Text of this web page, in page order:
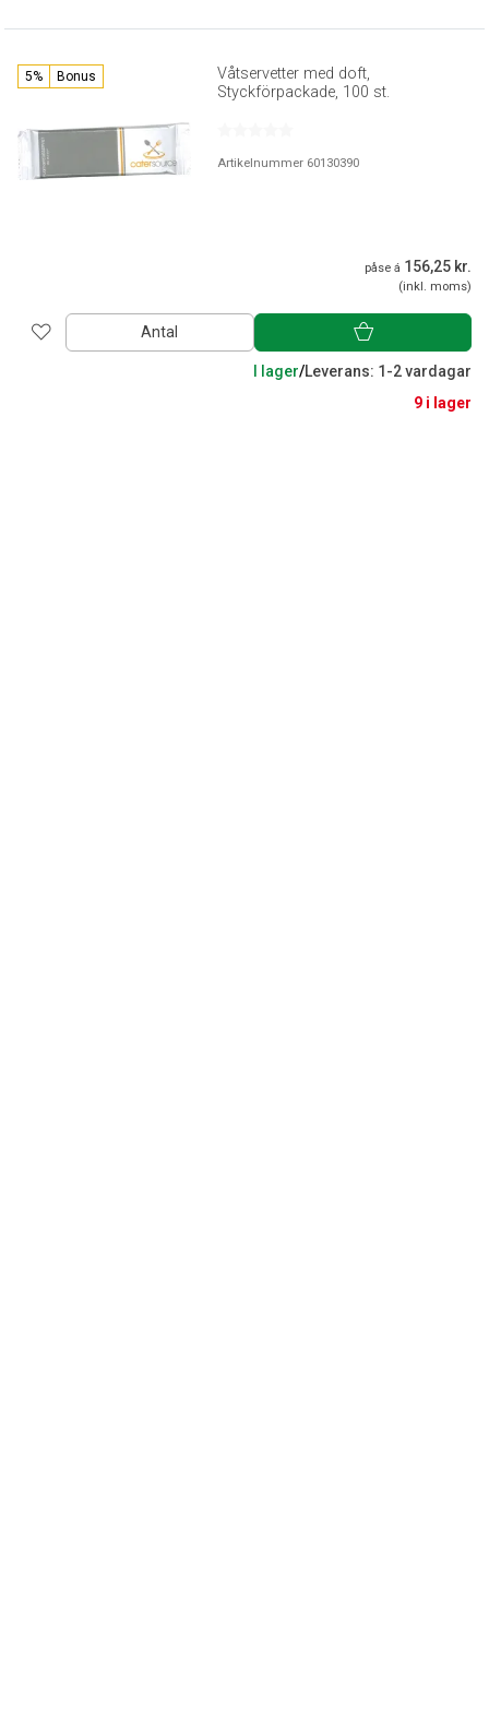
5% Bonus
Våtservetter med doft,
Styckförpackade, 100 st.
Artikelnummer 60130390
påse á 156,25 kr.
(inkl. moms)
Antal
I lager/Leverans: 1-2 vardagar
9 i lager